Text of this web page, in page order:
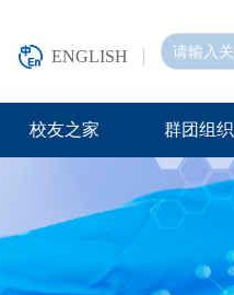
ENGLISH
校友之家 群团组织